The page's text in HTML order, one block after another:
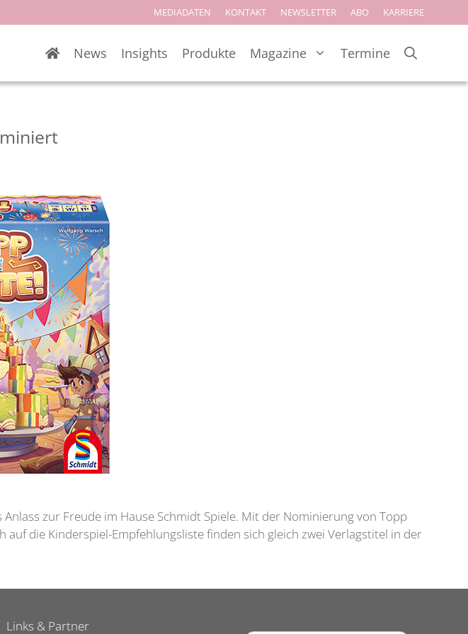
MEDIADATEN KONTAKT NEWSLETTER ABO KARRIERE
News Insights Produkte Magazine Termine
zur Freude im Hause Schmidt Spiele. Mit der Nominierung von Topp
die Kinderspiel-Empfehlungsliste finden sich gleich zwei Verlagstitel in der
Links & Partner